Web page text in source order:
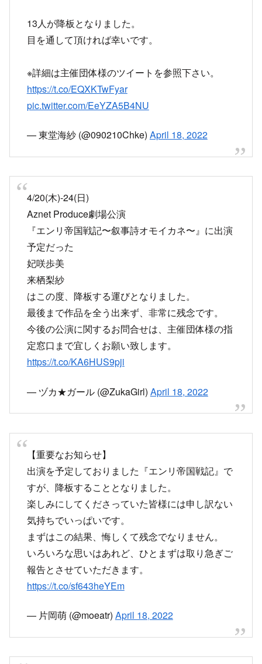
※詳細は主催団体様のツイートを参照下さい。
https://t.co/EQXKTwFyar
— 東堂海紗 (@090210Chke)
4/20(木)-24(日)
Aznet Produce劇場公演
『エンリ帝国戦記〜叙事詩オモイカネ〜』に出演
予定だった
妃咲歩美
来栖梨紗
はこの度、降板する運びとなりました。
最後まで作品を全う出来ず、非常に残念です。
今後の公演に関するお問合せは、主催団体様の指
定窓口まで宜しくお願い致します。
https://t.co/KA6HUS9pji
— ヅカ★ガール (@ZukaGirl)April 18, 2022
【重要なお知らせ】
出演を予定しておりました『エンリ帝国戦記』で
楽しみにしてくださっていた皆様には申し訳ない
気持ちでいっぱいです。
まずはこの結果、悔しくて残念でなりません。
いろいろな思いはあれど、ひとまずは取り急ぎご
報告とさせていただきます。
https://t.co/sf643heYEm
— 片岡萌 (@moeatr)April 18, 2022
【大切なお知らせ】